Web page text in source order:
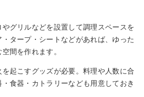
グリルなどを設置して調理スペースを
タープ・シートなどがあれば、ゆった
間を作れます。
起こすグッズが必要。料理や人数に合
食器・カトラリーなども用意しておき